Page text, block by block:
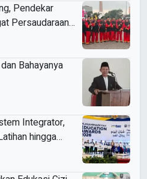
Pendekar
Persaudaraan
Bahayanya
Integrator,
hingga
2026